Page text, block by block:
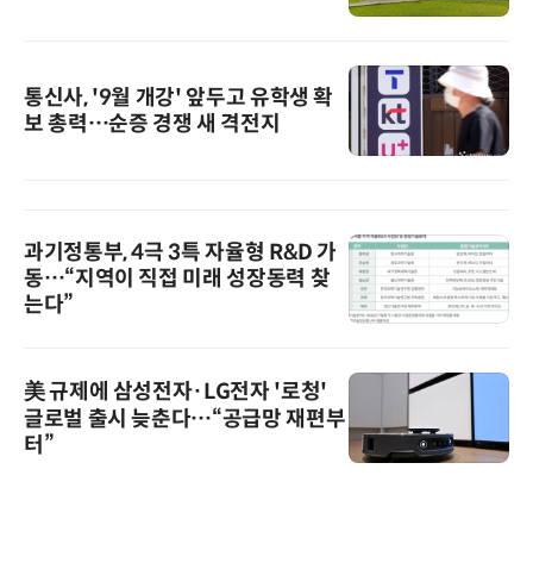
통신사, '9월 개강' 앞두고 유학생 확
보 총력…순증 경쟁 새 격전지
과기정통부, 4극 3특 자율형 R&D 가
동…“지역이 직접 미래 성장동력 찾
는다”
美 규제에 삼성전자·LG전자 '로청'
글로벌 출시 늦춘다…“공급망 재편부
터”